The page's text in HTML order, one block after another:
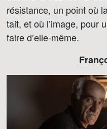
résistance, un point où
tait, et où l’image, pour
faire d’elle-même.